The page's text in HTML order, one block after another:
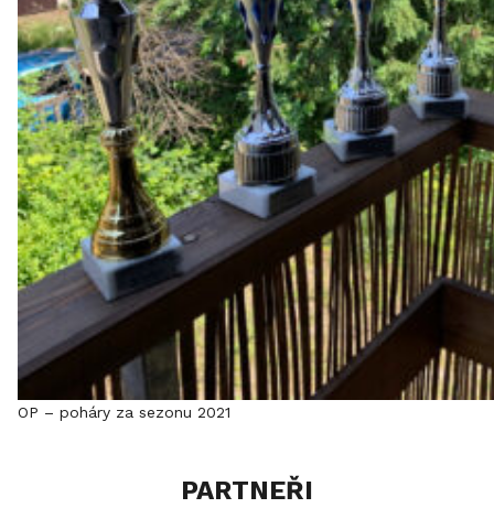
OP – poháry za sezonu 2021
PARTNEŘI